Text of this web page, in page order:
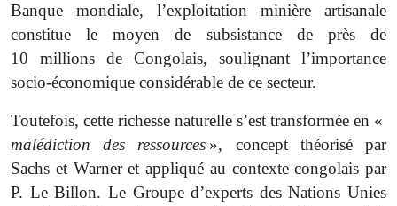
Banque mondiale, l’exploitation minière artisanale
constitue le moyen de subsistance de près de
10 millions de Congolais, soulignant l’importance
socio-économique considérable de ce secteur.
Toutefois, cette richesse naturelle s’est transformée en «
malédiction des ressources », concept théorisé par
Sachs et Warner et appliqué au contexte congolais par
P. Le Billon. Le Groupe d’experts des Nations Unies